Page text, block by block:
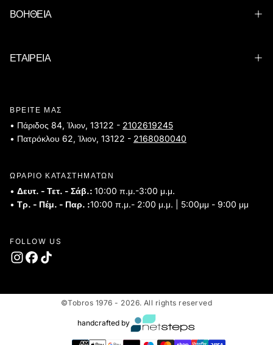
ΒΟΗΘΕΙΑ
ΕΤΑΙΡΕΙΑ
ΒΡΕΙΤΕ ΜΑΣ
• Πάριδος 84, Ίλιον, 13122 - 2102619245
• Πατρόκλου 62, Ίλιον, 13122 - 2168080040
ΩΡΑΡΙΟ ΚΑΤΑΣΤΗΜΑΤΩΝ
• Δευτ. - Τετ. - Σάβ.: 10:00 π.μ.-3:00 μ.μ.
• Τρ. - Πέμ. - Παρ. :10:00 π.μ.- 2:00 μ.μ. | 5:00μμ - 9:00 μμ
FOLLOW US
©Tobros 1976 - 2026. All rights reserved
handcrafted by